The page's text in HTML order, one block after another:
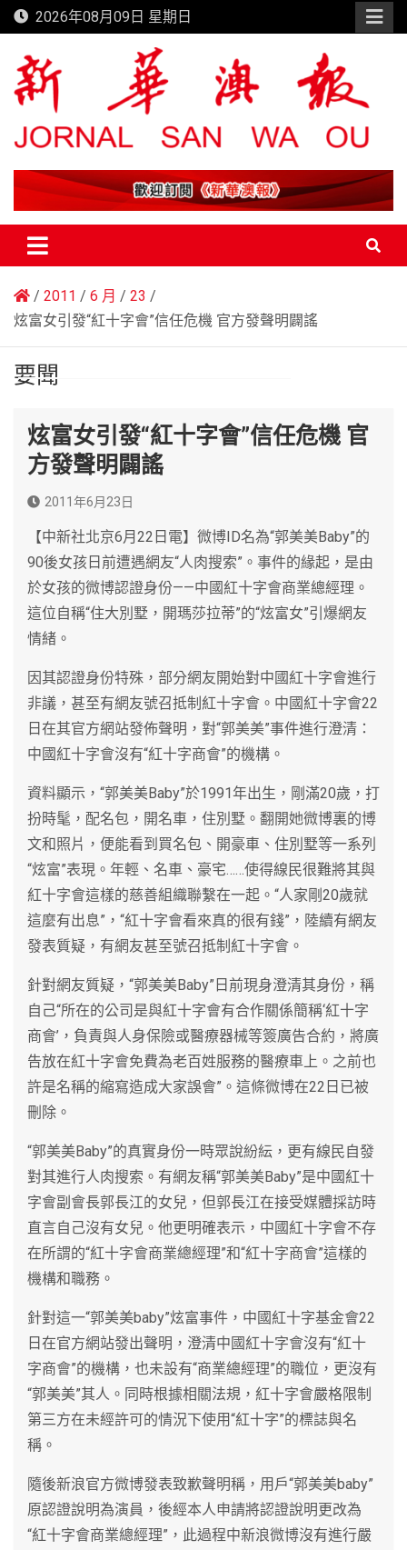
Skip
to
content
2026年08月09日 星期日
新華澳報
2011 6 月
23
炫富女引發“紅十字會”信任危機 官方發聲明闢謠
要聞
炫富女引發“紅十字會”信任危機 官
方發聲明闢謠
2011年6月23日
【中新社北京6月22日電】微博ID名為“郭美美Baby”的
90後女孩日前遭遇網友“人肉搜索”。事件的緣起，是由
於女孩的微博認證身份——中國紅十字會商業總經理。
這位自稱“住大別墅，開瑪莎拉蒂”的“炫富女”引爆網友
情緒。
因其認證身份特殊，部分網友開始對中國紅十字會進行
非議，甚至有網友號召抵制紅十字會。中國紅十字會22
日在其官方網站發佈聲明，對“郭美美”事件進行澄清：
中國紅十字會沒有“紅十字商會”的機構。
資料顯示，“郭美美Baby”於1991年出生，剛滿20歲，打
扮時髦，配名包，開名車，住別墅。翻開她微博裏的博
文和照片，便能看到買名包、開豪車、住別墅等一系列
“炫富”表現。年輕、名車、豪宅……使得線民很難將其與
紅十字會這樣的慈善組織聯繫在一起。“人家剛20歲就
這麼有出息”，“紅十字會看來真的很有錢”，陸續有網友
發表質疑，有網友甚至號召抵制紅十字會。
針對網友質疑，“郭美美Baby”日前現身澄清其身份，稱
自己“所在的公司是與紅十字會有合作關係簡稱‘紅十字
商會’，負責與人身保險或醫療器械等簽廣告合約，將廣
告放在紅十字會免費為老百姓服務的醫療車上。之前也
許是名稱的縮寫造成大家誤會”。這條微博在22日已被
刪除。
“郭美美Baby”的真實身份一時眾說紛紜，更有線民自發
對其進行人肉搜索。有網友稱“郭美美Baby”是中國紅十
字會副會長郭長江的女兒，但郭長江在接受媒體採訪時
直言自己沒有女兒。他更明確表示，中國紅十字會不存
在所謂的“紅十字會商業總經理”和“紅十字商會”這樣的
機構和職務。
針對這一“郭美美baby”炫富事件，中國紅十字基金會22
日在官方網站發出聲明，澄清中國紅十字會沒有“紅十
字商會”的機構，也未設有“商業總經理”的職位，更沒有
“郭美美”其人。同時根據相關法規，紅十字會嚴格限制
第三方在未經許可的情況下使用“紅十字”的標誌與名
稱。
隨後新浪官方微博發表致歉聲明稱，用戶“郭美美baby”
原認證說明為演員，後經本人申請將認證說明更改為
“紅十字會商業總經理”，此過程中新浪微博沒有進行嚴